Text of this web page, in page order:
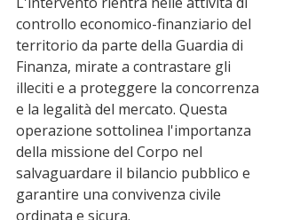
controllo economico-finanziario del
territorio da parte della Guardia di
Finanza, mirate a contrastare gli
illeciti e a proteggere la concorrenza
e la legalità del mercato. Questa
operazione sottolinea l'importanza
della missione del Corpo nel
salvaguardare il bilancio pubblico e
garantire una convivenza civile
ordinata e sicura.